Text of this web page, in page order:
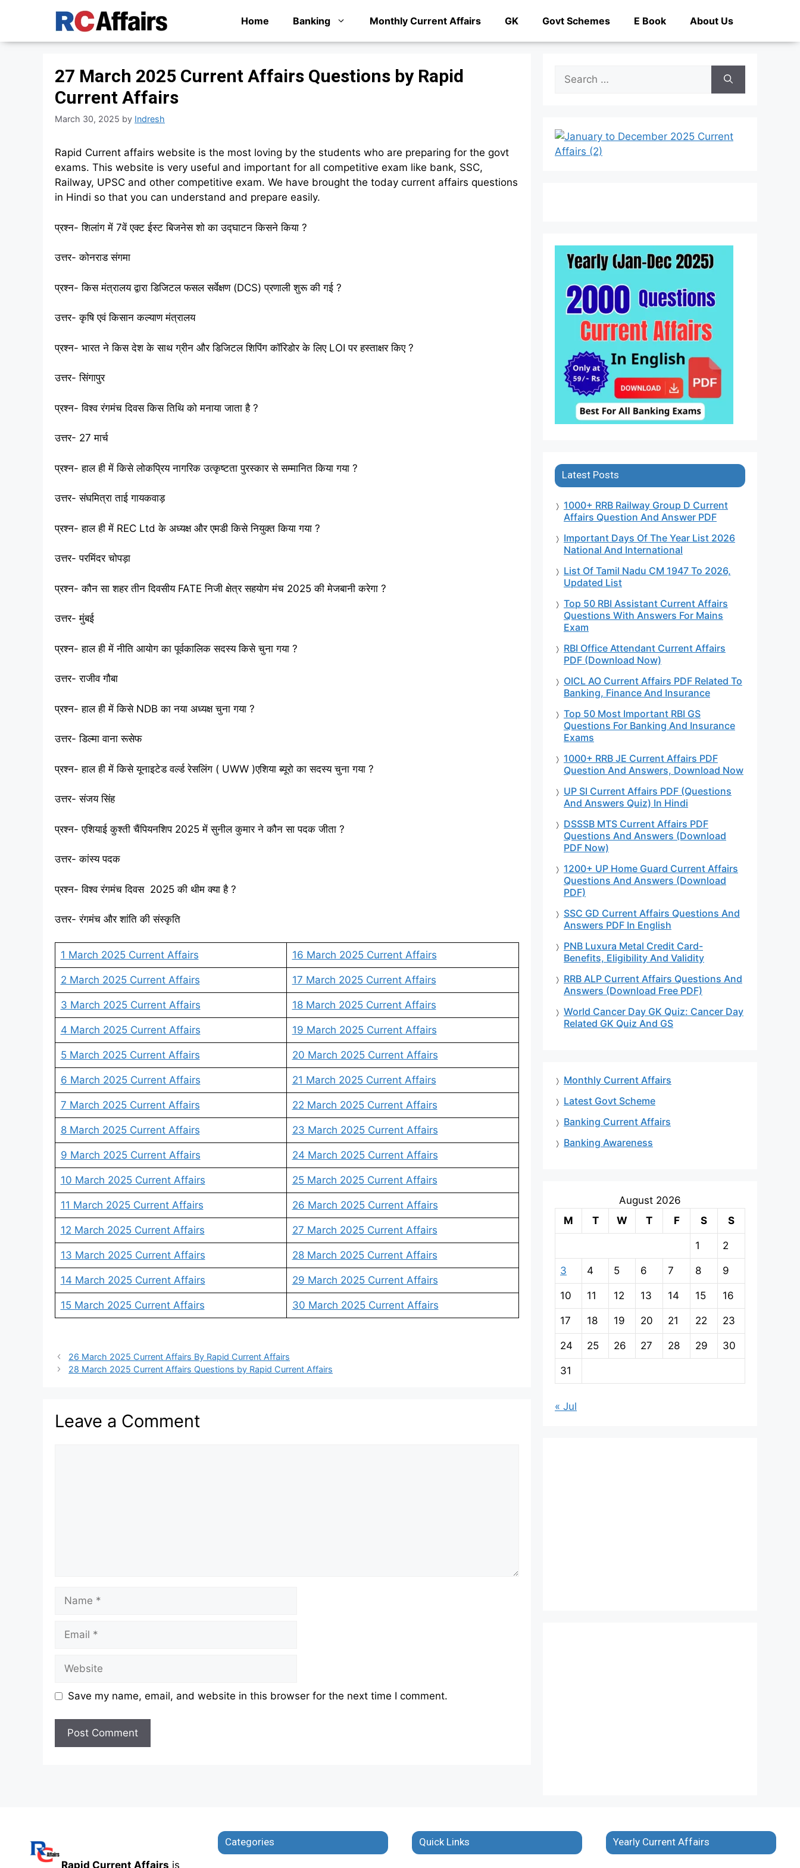
Home Banking Monthly Current Affairs GK Govt Schemes E Book About Us
27 March 2025 Current Affairs Questions by Rapid
Current Affairs
March 30, 2025 by Indresh
Rapid Current affairs website is the most loving by the students who are preparing for the govt
exams. This website is very useful and important for all competitive exam like bank, SSC,
Railway, UPSC and other competitive exam. We have brought the today current affairs questions
in Hindi so that you can understand and prepare easily.
प्रश्न- शिलांग में 7वें एक्ट ईस्ट बिजनेस शो का उद्घाटन किसने किया ?
उत्तर- कोनराड संगमा
प्रश्न- किस मंत्रालय द्वारा डिजिटल फसल सर्वेक्षण (DCS) प्रणाली शुरू की गई ?
उत्तर- कृषि एवं किसान कल्याण मंत्रालय
प्रश्न- भारत ने किस देश के साथ ग्रीन और डिजिटल शिपिंग कॉरिडोर के लिए LOI पर हस्ताक्षर किए ?
उत्तर- सिंगापुर
प्रश्न- विश्व रंगमंच दिवस किस तिथि को मनाया जाता है ?
उत्तर- 27 मार्च
प्रश्न- हाल ही में किसे लोकप्रिय नागरिक उत्कृष्टता पुरस्कार से सम्मानित किया गया ?
उत्तर- संघमित्रा ताई गायकवाड़
प्रश्न- हाल ही में REC Ltd के अध्यक्ष और एमडी किसे नियुक्त किया गया ?
उत्तर- परमिंदर चोपड़ा
प्रश्न- कौन सा शहर तीन दिवसीय FATE निजी क्षेत्र सहयोग मंच 2025 की मेजबानी करेगा ?
उत्तर- मुंबई
प्रश्न- हाल ही में नीति आयोग का पूर्वकालिक सदस्य किसे चुना गया ?
उत्तर- राजीव गौबा
प्रश्न- हाल ही में किसे NDB का नया अध्यक्ष चुना गया ?
उत्तर- डिल्मा वाना रूसेफ
प्रश्न- हाल ही में किसे यूनाइटेड वर्ल्ड रेसलिंग ( UWW )एशिया ब्यूरो का सदस्य चुना गया ?
उत्तर- संजय सिंह
प्रश्न- एशियाई कुश्ती चैंपियनशिप 2025 में सुनील कुमार ने कौन सा पदक जीता ?
उत्तर- कांस्य पदक
प्रश्न- विश्व रंगमंच दिवस 2025 की थीम क्या है ?
उत्तर- रंगमंच और शांति की संस्कृति
1 March 2025 Current Affairs 16 March 2025 Current Affairs
2 March 2025 Current Affairs 17 March 2025 Current Affairs
3 March 2025 Current Affairs 18 March 2025 Current Affairs
4 March 2025 Current Affairs 19 March 2025 Current Affairs
5 March 2025 Current Affairs 20 March 2025 Current Affairs
6 March 2025 Current Affairs 21 March 2025 Current Affairs
7 March 2025 Current Affairs 22 March 2025 Current Affairs
8 March 2025 Current Affairs 23 March 2025 Current Affairs
9 March 2025 Current Affairs 24 March 2025 Current Affairs
10 March 2025 Current Affairs 25 March 2025 Current Affairs
11 March 2025 Current Affairs 26 March 2025 Current Affairs
12 March 2025 Current Affairs 27 March 2025 Current Affairs
13 March 2025 Current Affairs 28 March 2025 Current Affairs
14 March 2025 Current Affairs 29 March 2025 Current Affairs
15 March 2025 Current Affairs 30 March 2025 Current Affairs
26 March 2025 Current Affairs By Rapid Current Affairs
28 March 2025 Current Affairs Questions by Rapid Current Affairs
Leave a Comment
Name
Email
Website
Save my name, email, and website in this browser for the next time I comment.
Search
for:
Latest Posts
1000+ RRB Railway Group D Current
Affairs Question And Answer PDF
Important Days Of The Year List 2026
National And International
List Of Tamil Nadu CM 1947 To 2026,
Updated List
Top 50 RBI Assistant Current Affairs
Questions With Answers For Mains
Exam
RBI Office Attendant Current Affairs
PDF (Download Now)
OICL AO Current Affairs PDF Related To
Banking, Finance And Insurance
Top 50 Most Important RBI GS
Questions For Banking And Insurance
Exams
1000+ RRB JE Current Affairs PDF
Question And Answers, Download Now
UP SI Current Affairs PDF (Questions
And Answers Quiz) In Hindi
DSSSB MTS Current Affairs PDF
Questions And Answers (Download
PDF Now)
1200+ UP Home Guard Current Affairs
Questions And Answers (Download
PDF)
SSC GD Current Affairs Questions And
Answers PDF In English
PNB Luxura Metal Credit Card-
Benefits, Eligibility And Validity
RRB ALP Current Affairs Questions And
Answers (Download Free PDF)
World Cancer Day GK Quiz: Cancer Day
Related GK Quiz And GS
Monthly Current Affairs
Latest Govt Scheme
Banking Current Affairs
Banking Awareness
August 2026
M
T W T F S S
1 2
3 4 5 6 7 8 9
10 11 12 13 14 15 16
17 18 19 20 21 22 23
24 25 26 27 28 29 30
31
« Jul
Rapid Current Affairs is
Categories Quick Links Yearly Current Affairs